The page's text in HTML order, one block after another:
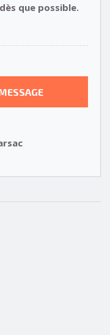
que possible.